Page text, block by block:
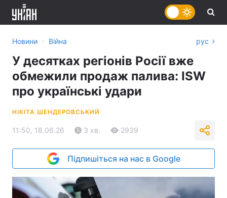
Новини › Війна рус
У десятках регіонів Росії вже
обмежили продаж палива: ISW
про українські удари
НІКІТА ШЕНДЕРОВСЬКИЙ
11:50, 18.06.26 3 хв. 2939
Підпишіться на нас в Google